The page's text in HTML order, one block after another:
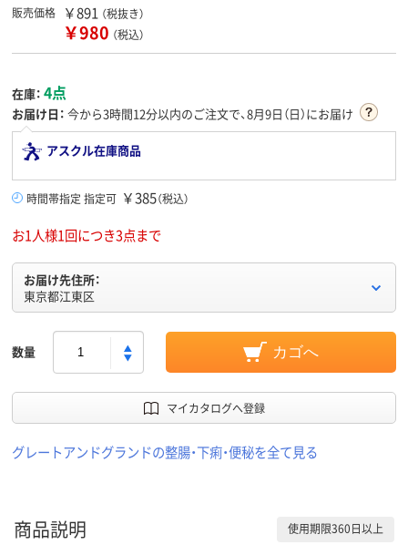
販売価格 ￥891 （税抜き）
￥980 （税込）
在庫： 4点
お届け日： 今から3時間12分以内のご注文で、8月9日（日）にお届け
アスクル在庫商品
時間帯指定 指定可 ￥385（税込）
お1人様1回につき3点まで
お届け先住所：
東京都江東区
数量 カゴへ
マイカタログへ登録
グレートアンドグランドの整腸・下痢・便秘を全て見る
商品説明 使用期限360日以上